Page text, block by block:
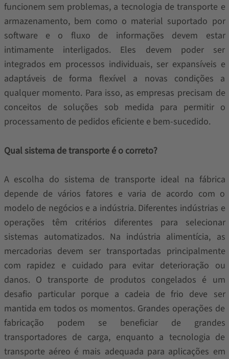
funcionem sem problemas, a tecnologia de transporte e
armazenamento, bem como o material suportado por
software e o fluxo de informações devem estar
intimamente interligados. Eles devem poder ser
integrados em processos individuais, ser expansíveis e
adaptáveis ​​de forma flexível a novas condições a
qualquer momento. Para isso, as empresas precisam de
conceitos de soluções sob medida para permitir o
processamento de pedidos eficiente e bem-sucedido.
Qual sistema de transporte é o correto?
A escolha do sistema de transporte ideal na fábrica
depende de vários fatores e varia de acordo com o
modelo de negócios e a indústria. Diferentes indústrias e
operações têm critérios diferentes para selecionar
sistemas automatizados. Na indústria alimentícia, as
mercadorias devem ser transportadas principalmente
com rapidez e cuidado para evitar deterioração ou
danos. O transporte de produtos congelados é um
desafio particular porque a cadeia de frio deve ser
mantida em todos os momentos. Grandes operações de
fabricação podem se beneficiar de grandes
transportadores de carga, enquanto a tecnologia de
transporte aéreo é mais adequada para aplicações em